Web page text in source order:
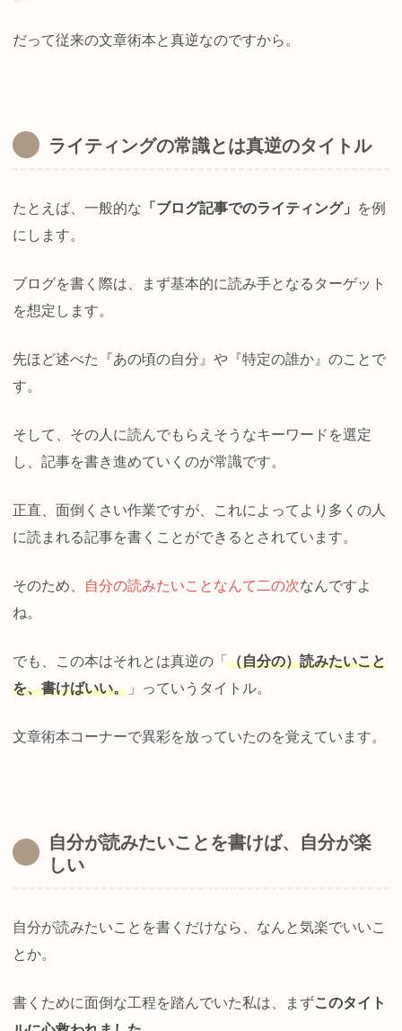
だって従来の文章術本と真逆なのですから。
ライティングの常識とは真逆のタイトル
たとえば、一般的な 「ブログ記事でのライティング」
を例
にします。
ブログを書く際は、まず基本的に読み手となるターゲット
を想定します。
先ほど述べた『あの頃の自分』や『特定の誰か』のことで
す。
そして、その人に読んでもらえそうなキーワードを選定
し、記事を書き進めていくのが常識です。
正直、面倒くさい作業ですが、これによってより多くの人
に読まれる記事を書くことができるとされています。
そのため、 自分の読みたいことなんて二の次なんですよ
ね。
でも、この本はそれとは真逆の「 （自分の）読みたいこと
を、書けばいい。 」っていうタイトル。
文章術本コーナーで異彩を放っていたのを覚えています。
自分が読みたいことを書けば、自分が楽
しい
自分が読みたいことを書くだけなら、なんと気楽でいいこ
とか。
書くために面倒な工程を踏んでいた私は、まずこのタイト